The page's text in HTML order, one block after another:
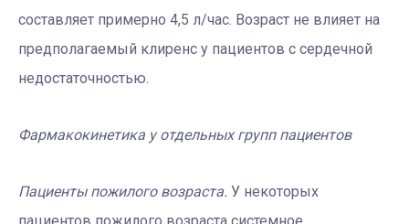
составляет примерно 4,5 л/час. Возраст не влияет на
предполагаемый клиренс у пациентов с сердечной
недостаточностью.
Фармакокинетика у отдельных групп пациентов
Пациенты пожилого возраста. У некоторых